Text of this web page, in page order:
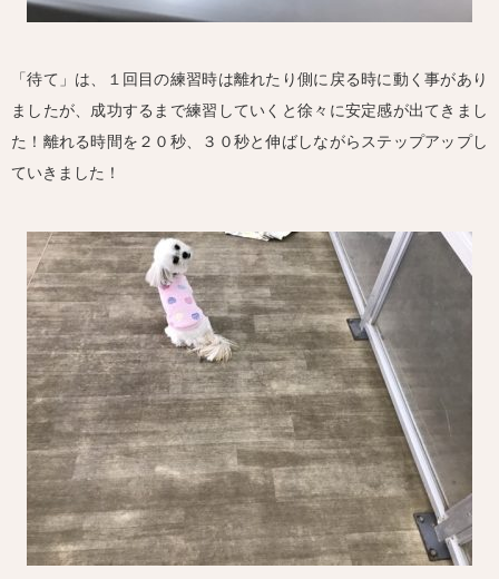
「待て」は、１回目の練習時は離れたり側に戻る時に動く事があり
ましたが、成功するまで練習していくと徐々に安定感が出てきまし
た！離れる時間を２０秒、３０秒と伸ばしながらステップアップし
ていきました！